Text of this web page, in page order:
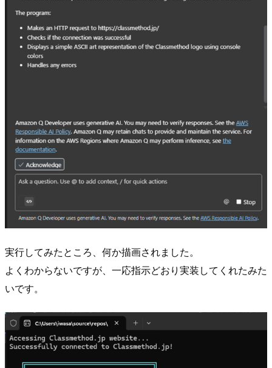
実行してみたところ、何か描画されました。
よくわからないですが、一応指示どおり実装してくれたみた
いです。